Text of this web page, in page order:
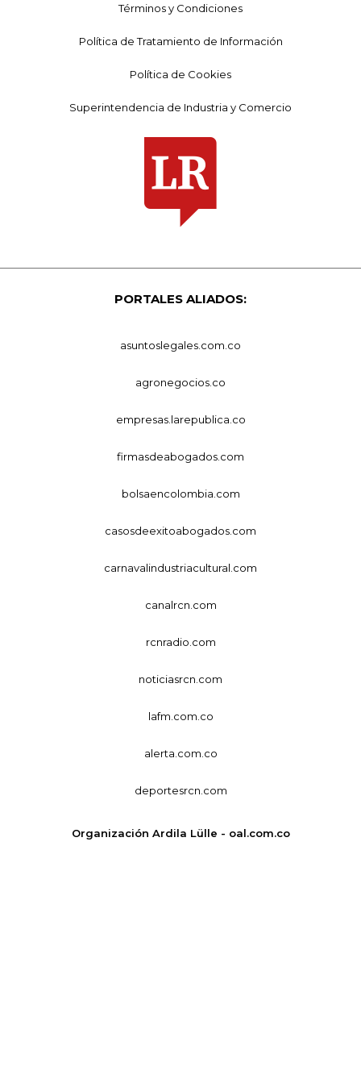
Términos y Condiciones
Política de Tratamiento de Información
Política de Cookies
Superintendencia de Industria y Comercio
PORTALES ALIADOS:
asuntoslegales.com.co
agronegocios.co
empresas.larepublica.co
firmasdeabogados.com
bolsaencolombia.com
casosdeexitoabogados.com
carnavalindustriacultural.com
canalrcn.com
rcnradio.com
noticiasrcn.com
lafm.com.co
alerta.com.co
deportesrcn.com
Organización Ardila Lülle - oal.com.co